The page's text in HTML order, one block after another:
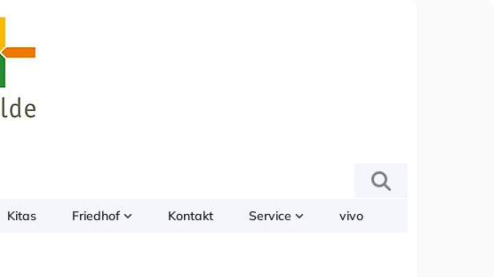
Kitas Friedhof Kontakt Service vivo